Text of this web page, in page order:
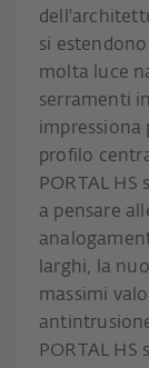
si
molta luce
serramenti
impressiona
profilo
PORTAL
a pensare
larghi, la
massimi
PORTAL